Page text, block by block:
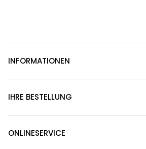
INFORMATIONEN
IHRE BESTELLUNG
ONLINESERVICE